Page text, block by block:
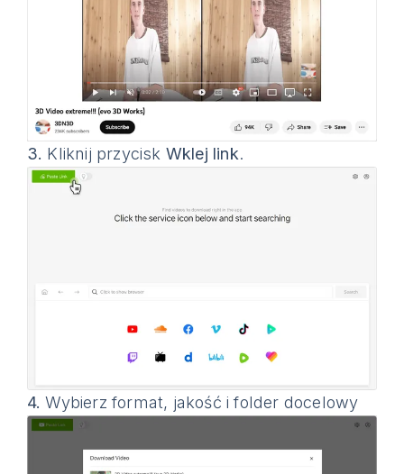
3. Kliknij przycisk Wklej link.
4. Wybierz format, jakość i folder docelowy